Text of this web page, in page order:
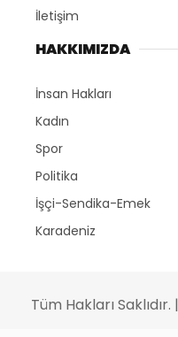
İletişim
HAKKIMIZDA
İnsan Hakları
Kadın
Spor
Politika
İşçi-Sendika-Emek
Karadeniz
Tüm Hakları Saklıdır. |